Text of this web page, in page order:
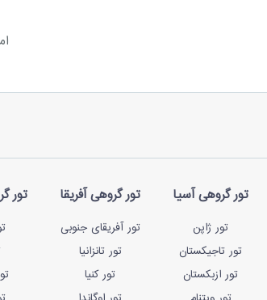
تور گروهی آسیا
تور ژاپن
تور تاجیکستان
تور ازبکستان
تور گروهی آفریقا
تور آفریقای جنوبی
تور تانزانیا
تور کنیا
تور